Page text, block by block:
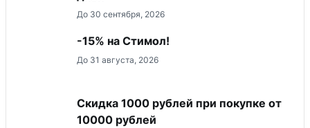
До 30 сентября, 2026
-15% на Стимол!
До 31 августа, 2026
Скидка 1000 рублей при покупке от
10000 рублей